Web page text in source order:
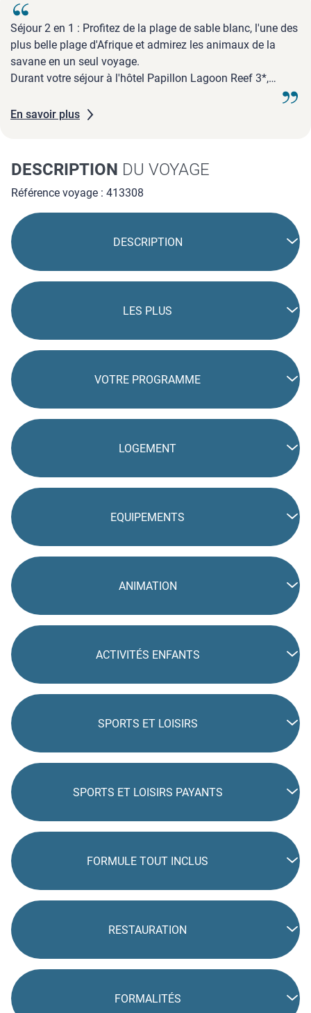
Séjour 2 en 1 : Profitez de la plage de sable blanc, l'une des
plus belle plage d'Afrique et admirez les animaux de la
savane en un seul voyage.
Durant votre séjour à l'hôtel Papillon Lagoon Reef 3*,
profitez d'un moment de détente à la piscine ou la plage
sous le soleil du Kenya !
En savoir plus
DESCRIPTION DU VOYAGE
Référence voyage : 413308
DESCRIPTION
LES PLUS
VOTRE PROGRAMME
LOGEMENT
EQUIPEMENTS
ANIMATION
ACTIVITÉS ENFANTS
SPORTS ET LOISIRS
SPORTS ET LOISIRS PAYANTS
FORMULE TOUT INCLUS
RESTAURATION
FORMALITÉS